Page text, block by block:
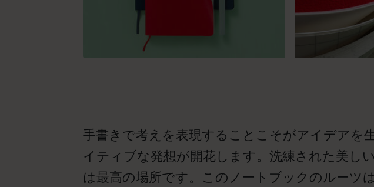
手書きで考えを表現することこそがアイデアを
イティブな発想が開花します。洗練された美し
は最高の場所です。このノートブックのルーツ